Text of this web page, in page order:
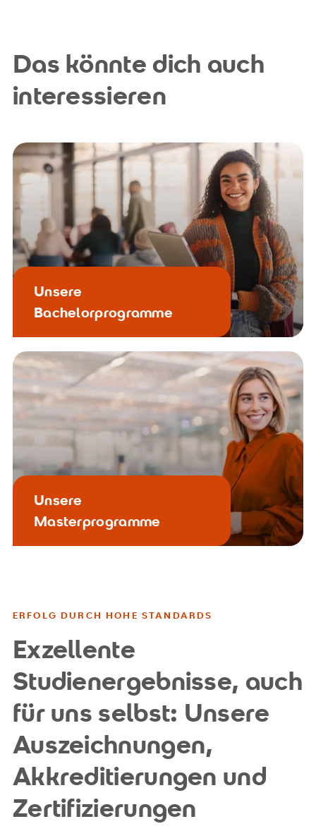
Das könnte dich auch
interessieren
Unsere
Bachelorprogramme
Unsere
Masterprogramme
ERFOLG DURCH HOHE STANDARDS
Exzellente
Studienergebnisse, auch
für uns selbst: Unsere
Auszeichnungen,
Akkreditierungen und
Zertifizierungen